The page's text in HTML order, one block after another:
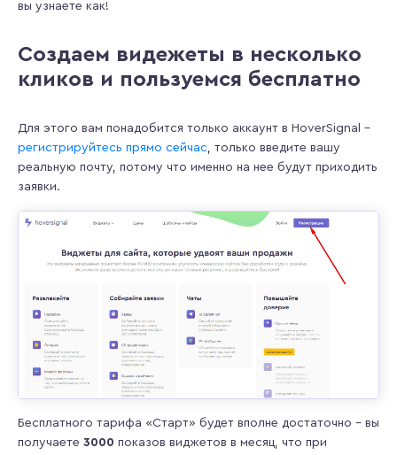
вы узнаете как!
Создаем видежеты в несколько
кликов и пользуемся бесплатно
Для этого вам понадобится только аккаунт в HoverSignal –
регистрируйтесь прямо сейчас , только введите вашу
реальную почту, потому что именно на нее будут приходить
заявки.
Бесплатного тарифа «Старт» будет вполне достаточно – вы
получаете 3000 показов виджетов в месяц, что при